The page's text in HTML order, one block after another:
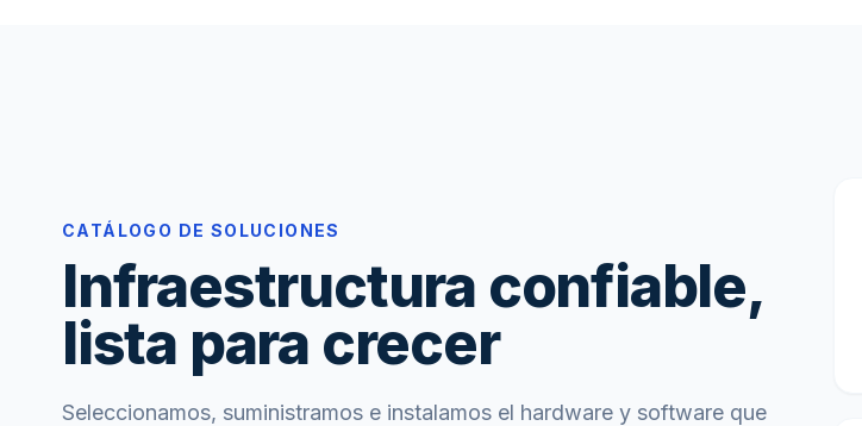
CATÁLOGO DE SOLUCIONES
Infraestructura confiable,
lista para crecer
Seleccionamos, suministramos e instalamos el hardware y software que